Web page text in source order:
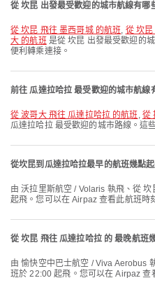
從 坎昆 出發最受歡迎的城市航線有哪
從 坎昆 飛往 墨西哥城 的航班, 從 坎昆
大 的航班 是從 坎昆 出發最受歡迎的
便利轉乘連接。
前往 瓜達拉哈拉 最受歡迎的城市航線
從 波哥大 飛往 瓜達拉哈拉 的航班 , 從
瓜達拉哈拉 最受歡迎的城市路線。這
從坎昆到瓜達拉哈拉最早的航班幾點
由 沃拉里斯航空 / Volaris 執飛、從 坎昆 前往 瓜達拉哈拉 的最早航班於 10:40
起飛。您可以在 Airpaz 查看此航班時
從 坎昆 飛往 瓜達拉哈拉 的 最晚航班
由 愉快空中巴士航空 / Viva Aerobus 執飛、從 坎昆 前往 瓜達拉哈拉 的最晚航
班於 22:00 起飛。您可以在 Airpaz 查